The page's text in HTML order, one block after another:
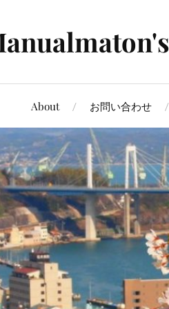
About お問い合わせ